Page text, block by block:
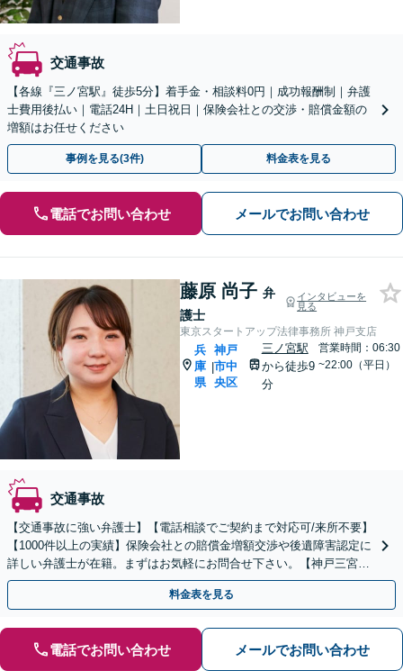
交通事故
【各線『三ノ宮駅』徒歩5分】着手金・相談料0円｜成功報酬制｜弁護
士費用後払い｜電話24H｜土日祝日｜保険会社との交渉・賠償金額の
増額はお任せください
事例を見る(3件) 料金表を見る
電話でお問い合わせ メールでお問い合わせ
藤原 尚子 弁
護士
インタビューを
見る
東京スタートアップ法律事務所 神戸支店
兵
庫
県
|
神戸
市中
央区
三ノ宮駅
から徒歩9
分
営業時間：06:30
~22:00（平日）
交通事故
【交通事故に強い弁護士】【電話相談でご契約まで対応可/来所不要】
【1000件以上の実績】保険会社との賠償金増額交渉や後遺障害認定に
詳しい弁護士が在籍。まずはお気軽にお問合せ下さい。【神戸三宮駅
9分】
料金表を見る
電話でお問い合わせ メールでお問い合わせ